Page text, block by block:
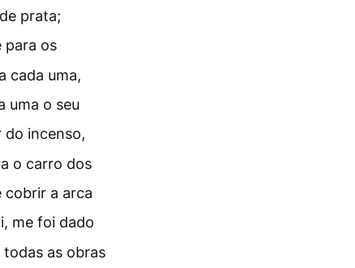
prata;
para os
cada uma,
uma o seu
do incenso,
o carro dos
cobrir a arca
me foi dado
todas as obras